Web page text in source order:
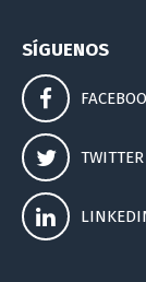
SÍGUENOS
TWITTER